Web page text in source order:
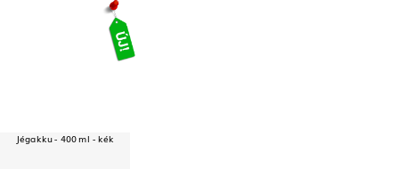
Jégakku - 400 ml - kék